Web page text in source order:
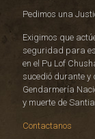
Pedimos una
Exigimos que
seguridad para
en el Pu Lof
sucedió durante y
Gendarmería
y muerte de
Contactanos